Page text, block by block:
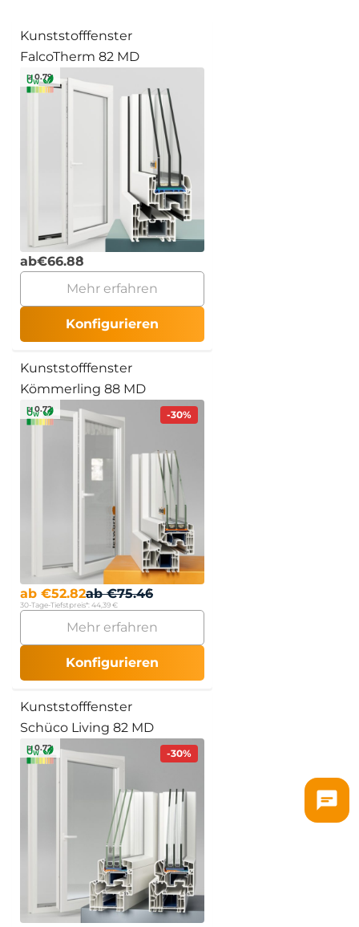
Kunststofffenster
FalcoTherm 82 MD
≥ 0.79
ab€66.88
Mehr erfahren
Konfigurieren
Kunststofffenster
Kömmerling 88 MD
-30%
≥ 0.72
ab €52.82ab€75.46
30-Tage-Tiefstpreis*:44,39 €
Mehr erfahren
Konfigurieren
Kunststofffenster
Schüco Living 82 MD
-30%
≥ 0.72